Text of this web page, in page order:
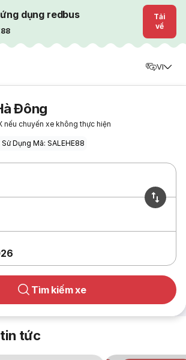
dụng redbus
Tải
về
VI
Đông
nếu chuyến xe không thực hiện
Sử Dụng Mã: SALEHE88
Tìm kiếm xe
tức